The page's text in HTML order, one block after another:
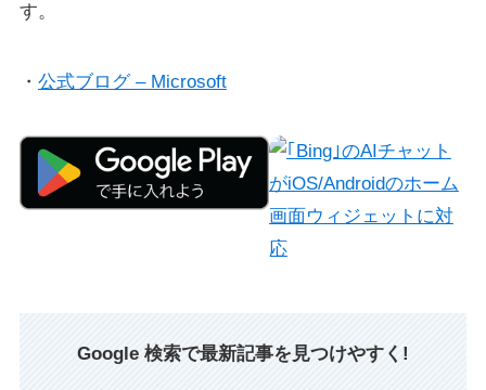
す。
・ 公式ブログ – Microsoft
Google 検索で最新記事を見つけやすく!